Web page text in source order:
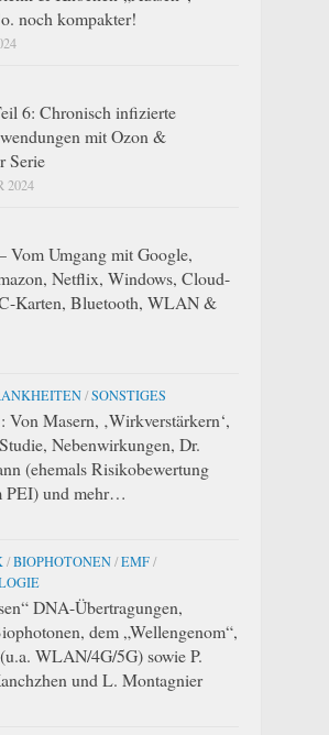
noch kompakter!
6: Chronisch infizierte
mit Ozon &
Serie
2024
Vom Umgang mit Google,
Netflix, Windows, Cloud-
Karten, Bluetooth, WLAN &
/SONSTIGES
Von Masern, ‚Wirkverstärkern‘,
Nebenwirkungen, Dr.
(ehemals Risikobewertung
PEI) und mehr…
/BIOPHOTONEN/EMF/
DNA-Übertragungen,
dem „Wellengenom“,
WLAN/4G/5G) sowie P.
und L. Montagnier